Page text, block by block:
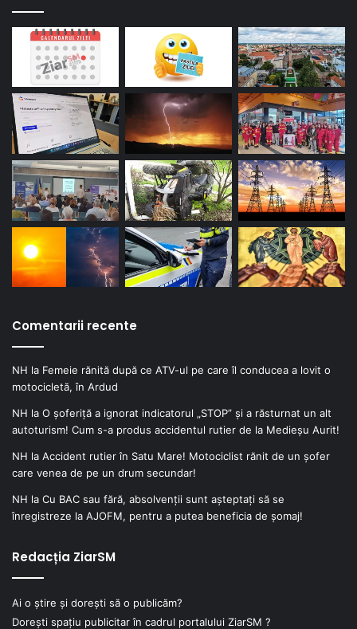
Comentarii recente
NH la Femeie rănită după ce ATV-ul pe care îl conducea a lovit o
motocicletă, în Ardud
NH la O șoferiță a ignorat indicatorul „STOP” și a răsturnat un alt
autoturism! Cum s-a produs accidentul rutier de la Medieșu Aurit!
NH la Accident rutier în Satu Mare! Motociclist rănit de un șofer
care venea de pe un drum secundar!
NH la Cu BAC sau fără, absolvenții sunt așteptați să se
înregistreze la AJOFM, pentru a putea beneficia de șomaj!
Redacția ZiarSM
Ai o știre și dorești să o publicăm?
Dorești spațiu publicitar în cadrul portalului ZiarSM ?